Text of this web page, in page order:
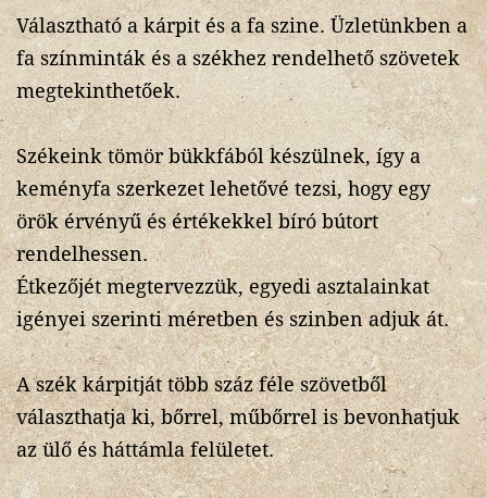
Választható a kárpit és a fa szine. Üzletünkben a
fa színminták és a székhez rendelhető szövetek
megtekinthetőek.
Székeink tömör bükkfából készülnek, így a
keményfa szerkezet lehetővé tezsi, hogy egy
örök érvényű és értékekkel bíró bútort
rendelhessen.
Étkezőjét megtervezzük, egyedi asztalainkat
igényei szerinti méretben és szinben adjuk át.
A szék kárpitját több száz féle szövetből
választhatja ki, bőrrel, műbőrrel is bevonhatjuk
az ülő és háttámla felületet.